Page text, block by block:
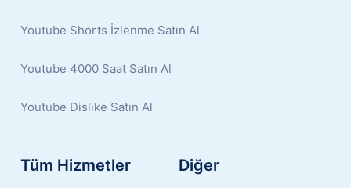
Youtube Shorts İzlenme Satın Al
Youtube 4000 Saat Satın Al
Youtube Dislike Satın Al
Tüm Hizmetler Diğer